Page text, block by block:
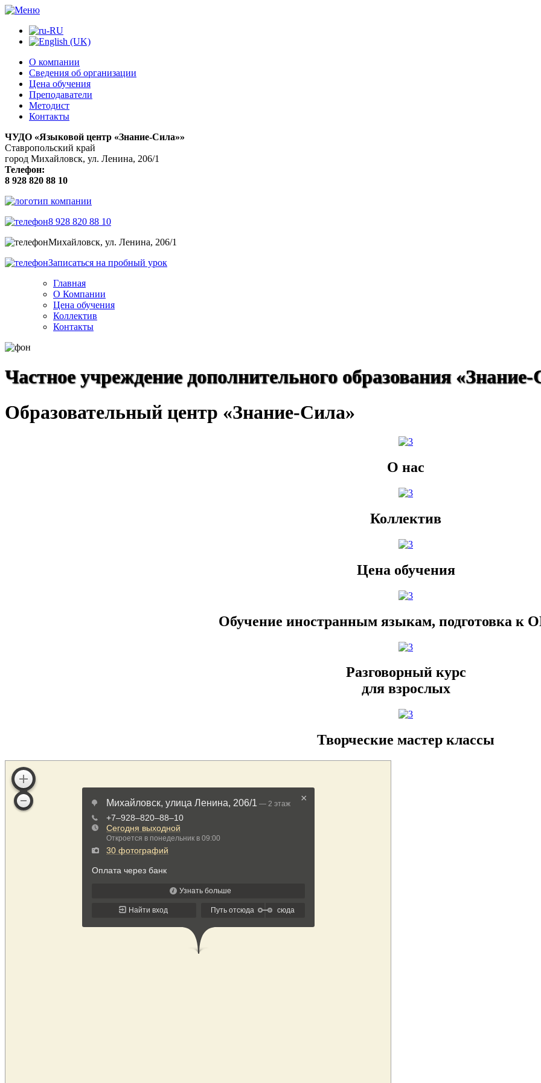
О компании
Сведения об организации
Цена обучения
Преподаватели
Методист
Контакты
ЧУДО «Языковой центр «Знание-Сила»»
Ставропольский край
город Михайловск, ул. Ленина, 206/1
Телефон:
8 928 820 88 10
8 928 820 88 10
Михайловск, ул. Ленина, 206/1
Записаться на пробный урок
Главная
О Компании
Цена обучения
Коллектив
Контакты
Частное учреждение дополнительного образования
Образовательный центр «Знание-Сила»
О нас
Коллектив
Цена обучения
Обучение иностранным языкам, подготовка к
Разговорный курс
для взрослых
Творческие мастер классы